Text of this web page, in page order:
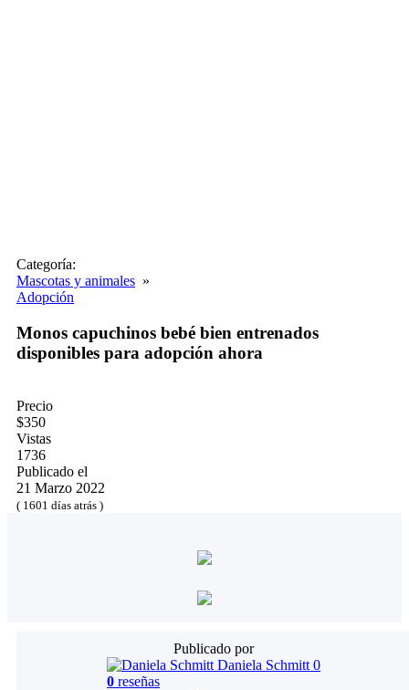
Categoría:
Mascotas y animales »
Adopción
Monos capuchinos bebé bien entrenados
disponibles para adopción ahora
Precio
$350
Vistas
1736
Publicado el
21 Marzo 2022
( 1601 días atrás )
Publicado por
Daniela Schmitt 0
0 reseñas